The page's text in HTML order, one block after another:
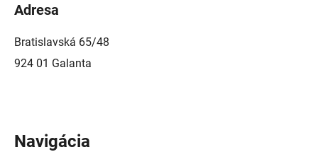
Adresa
Bratislavská 65/48
924 01 Galanta
Navigácia